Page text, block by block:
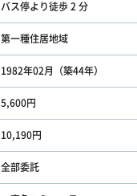
バス停より徒歩 2 分
第一種住居地域
1982年02月（築44年）
5,600円
10,190円
全部委託